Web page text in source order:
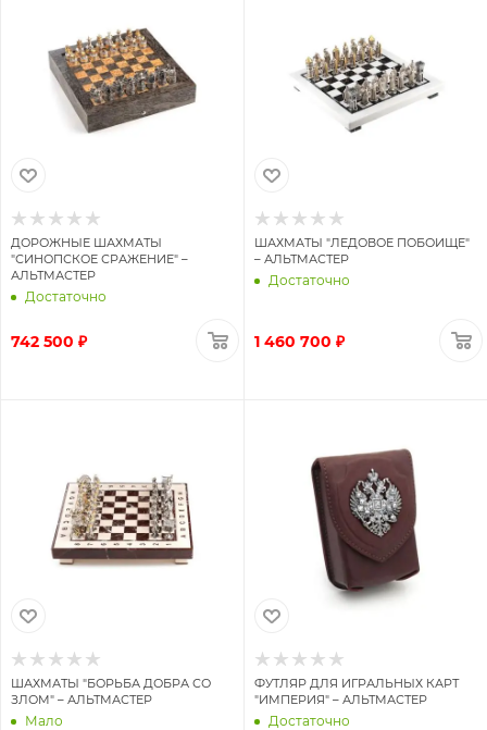
ДОРОЖНЫЕ ШАХМАТЫ
"СИНОПСКОЕ СРАЖЕНИЕ" –
АЛЬТМАСТЕР
Достаточно
742 500 ₽
ШАХМАТЫ "ЛЕДОВОЕ ПОБОИЩЕ"
– АЛЬТМАСТЕР
Достаточно
1 460 700 ₽
ШАХМАТЫ "БОРЬБА ДОБРА СО
ЗЛОМ" – АЛЬТМАСТЕР
Мало
ФУТЛЯР ДЛЯ ИГРАЛЬНЫХ КАРТ
"ИМПЕРИЯ" – АЛЬТМАСТЕР
Достаточно